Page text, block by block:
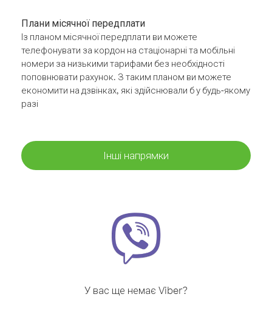
Плани місячної передплати
Із планом місячної передплати ви можете
телефонувати за кордон на стаціонарні та мобільні
номери за низькими тарифами без необхідності
поповнювати рахунок. З таким планом ви можете
економити на дзвінках, які здійснювали б у будь-якому
разі
Інші напрямки
У вас ще немає Viber?